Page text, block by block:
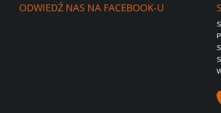
ODWIEDŹ NAS NA FACEBOOK-U